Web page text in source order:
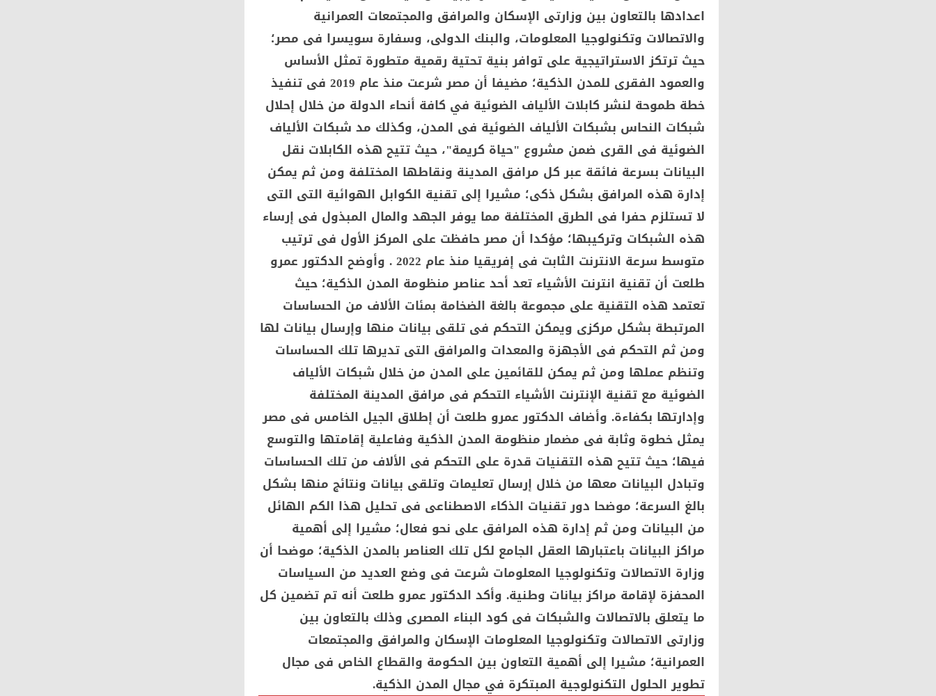
اعدادها بالتعاون بين وزارتى الإسكان والمرافق والمجتمعات العمرانية
والاتصالات وتكنولوجيا المعلومات، والبنك الدولى، وسفارة سويسرا فى مصر؛
حيث ترتكز الاستراتيجية على توافر بنية تحتية رقمية متطورة تمثل الأساس
والعمود الفقرى للمدن الذكية؛ مضيفا أن مصر شرعت منذ عام 2019 فى تنفيذ
خطة طموحة لنشر كابلات الألياف الضوئية في كافة أنحاء الدولة من خلال إحلال
شبكات النحاس بشبكات الألياف الضوئية فى المدن، وكذلك مد شبكات الألياف
الضوئية فى القرى ضمن مشروع "حياة كريمة"، حيث تتيح هذه الكابلات نقل
البيانات بسرعة فائقة عبر كل مرافق المدينة ونقاطها المختلفة ومن ثم يمكن
إدارة هذه المرافق بشكل ذكى؛ مشيرا إلى تقنية الكوابل الهوائية التى التى
لا تستلزم حفرا فى الطرق المختلفة مما يوفر الجهد والمال المبذول فى إرساء
هذه الشبكات وتركيبها؛ مؤكدا أن مصر حافظت على المركز الأول فى ترتيب
متوسط سرعة الانترنت الثابت فى إفريقيا منذ عام 2022 . وأوضح الدكتور عمرو
طلعت أن تقنية انترنت الأشياء تعد أحد عناصر منظومة المدن الذكية؛ حيث
تعتمد هذه التقنية على مجموعة بالغة الضخامة بمئات الألاف من الحساسات
المرتبطة بشكل مركزى ويمكن التحكم فى تلقى بيانات منها وإرسال بيانات لها
ومن ثم التحكم فى الأجهزة والمعدات والمرافق التى تديرها تلك الحساسات
وتنظم عملها ومن ثم يمكن للقائمين على المدن من خلال شبكات الألياف
الضوئية مع تقنية الإنترنت الأشياء التحكم فى مرافق المدينة المختلفة
وإدارتها بكفاءة. وأضاف الدكتور عمرو طلعت أن إطلاق الجيل الخامس فى مصر
يمثل خطوة وثابة فى مضمار منظومة المدن الذكية وفاعلية إقامتها والتوسع
فيها؛ حيث تتيح هذه التقنيات قدرة على التحكم فى الألاف من تلك الحساسات
وتبادل البيانات معها من خلال إرسال تعليمات وتلقى بيانات ونتائج منها بشكل
بالغ السرعة؛ موضحا دور تقنيات الذكاء الاصطناعى فى تحليل هذا الكم الهائل
من البيانات ومن ثم إدارة هذه المرافق على نحو فعال؛ مشيرا إلى أهمية
مراكز البيانات باعتبارها العقل الجامع لكل تلك العناصر بالمدن الذكية؛ موضحا أن
وزارة الاتصالات وتكنولوجيا المعلومات شرعت فى وضع العديد من السياسات
المحفزة لإقامة مراكز بيانات وطنية. وأكد الدكتور عمرو طلعت أنه تم تضمين كل
ما يتعلق بالاتصالات والشبكات فى كود البناء المصرى وذلك بالتعاون بين
وزارتى الاتصالات وتكنولوجيا المعلومات الإسكان والمرافق والمجتمعات
العمرانية؛ مشيرا إلى أهمية التعاون بين الحكومة والقطاع الخاص فى مجال
تطوير الحلول التكنولوجية المبتكرة في مجال المدن الذكية.